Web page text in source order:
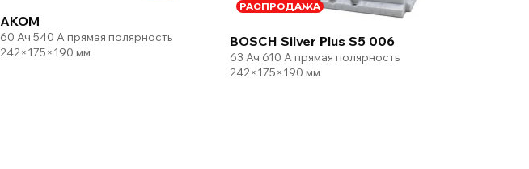
AKOM
60 Ач 540 А прямая полярность
242×175×190 мм
РАСПРОДАЖА
BOSCH Silver Plus S5 006
63 Ач 610 А прямая полярность
242×175×190 мм